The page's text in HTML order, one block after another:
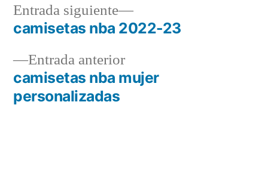
Navegación
de
entradas
Entrada anteriorEntrada
anterior:
camisetas nba mujer
personalizadas
Entrada siguiente
Entrada
siguiente:
camisetas nba 2022-23